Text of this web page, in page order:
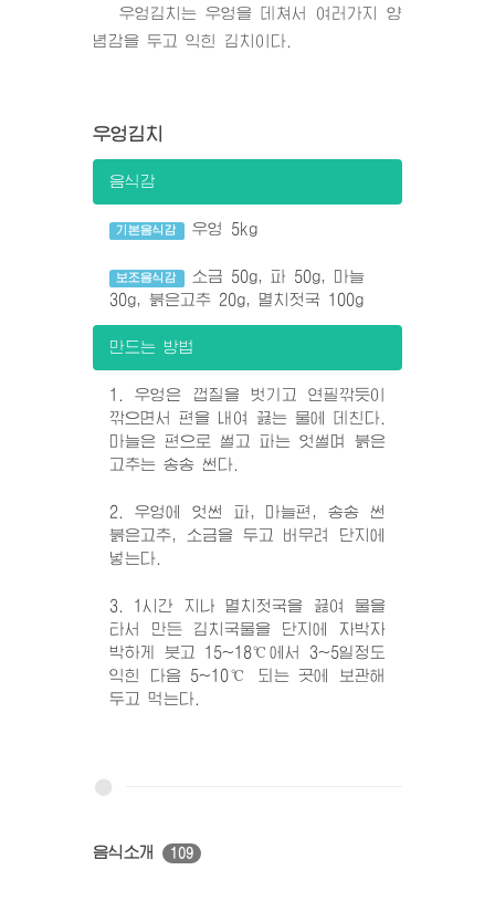
우엉김치는 우엉을 데쳐서 여러가지 양
념감을 두고 익힌 김치이다.
우엉김치
음식감
기본음식감 우엉 5kg
보조음식감
소금 50g, 파 50g, 마늘
30g, 붉은고추 20g, 멸치젓국 100g
만드는 방법
1. 우엉은 껍질을 벗기고 연필깎듯이
깎으면서 편을 내여 끓는 물에 데친다.
마늘은 편으로 썰고 파는 엇썰며 붉은
고추는 송송 썬다.
2. 우엉에 엇썬 파, 마늘편, 송송 썬
붉은고추, 소금을 두고 버무려 단지에
넣는다.
3. 1시간 지나 멸치젓국을 끓여 물을
타서 만든 김치국물을 단지에 자박자
박하게 붓고 15~18℃에서 3~5일정도
익힌 다음 5~10℃ 되는 곳에 보관해
두고 먹는다.
음식소개 109